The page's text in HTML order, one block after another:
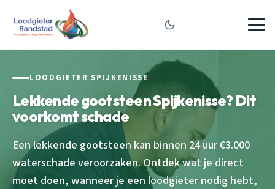
LOODGIETER SPIJKENISSE
Lekkende gootsteen Spijkenisse? Dit
voorkomt schade
Een lekkende gootsteen kan binnen 24 uur €3.000
waterschade veroorzaken. Ontdek wat je direct
moet doen, wanneer je een loodgieter nodig hebt,